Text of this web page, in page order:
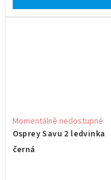
Osprey Savu 2 ledvinka
černá
Momentálně nedostupné